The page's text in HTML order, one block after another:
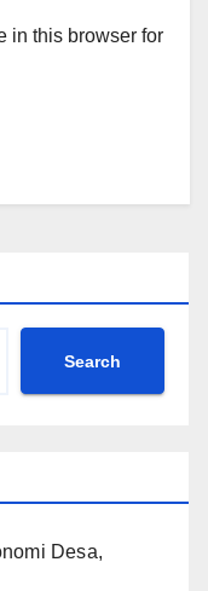
in this browser for
Search
Desa,